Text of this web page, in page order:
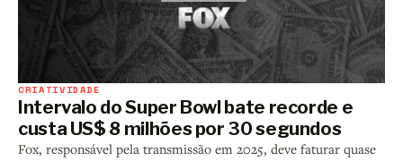
CRIATIVIDADE
Intervalo do Super Bowl bate recorde e
custa US$ 8 milhões por 30 segundos
Fox, responsável pela transmissão em 2025, deve faturar quase